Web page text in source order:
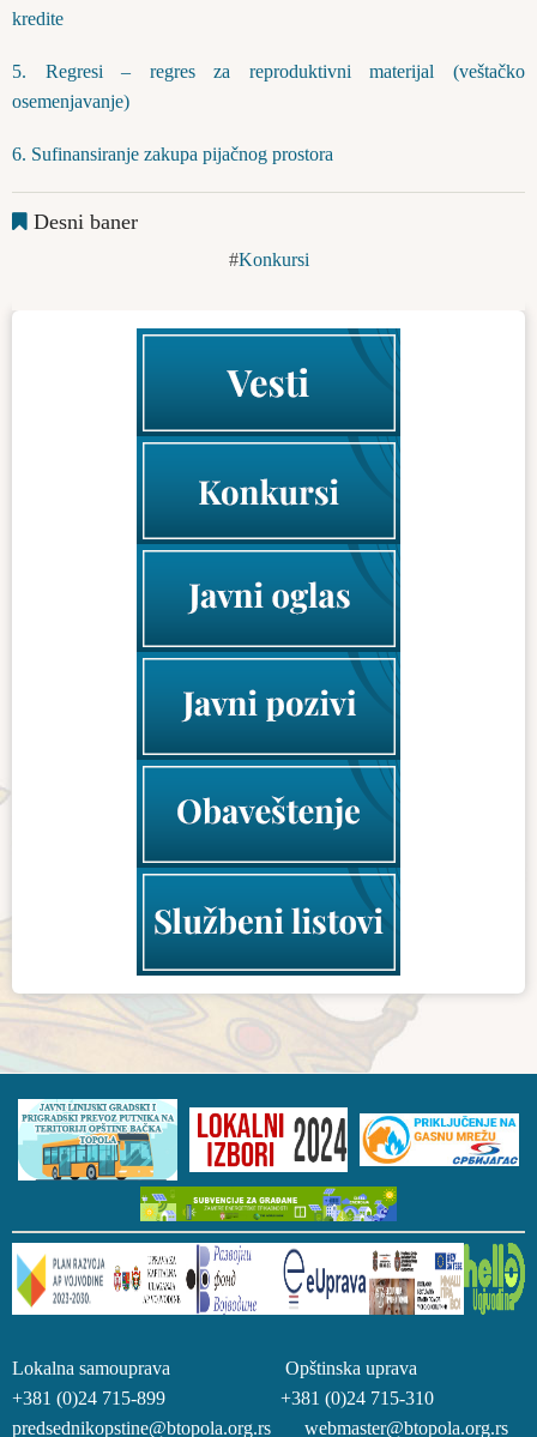
kredite
5. Regresi – regres za reproduktivni materijal (veštačko
osemenjavanje)
6. Sufinansiranje zakupa pijačnog prostora
Desni baner
Konkursi
Lokalna samouprava Opštinska uprava
+381 (0)24 715-899 +381 (0)24 715-310
predsednikopstine@btopola.org.rs webmaster@btopola.org.rs